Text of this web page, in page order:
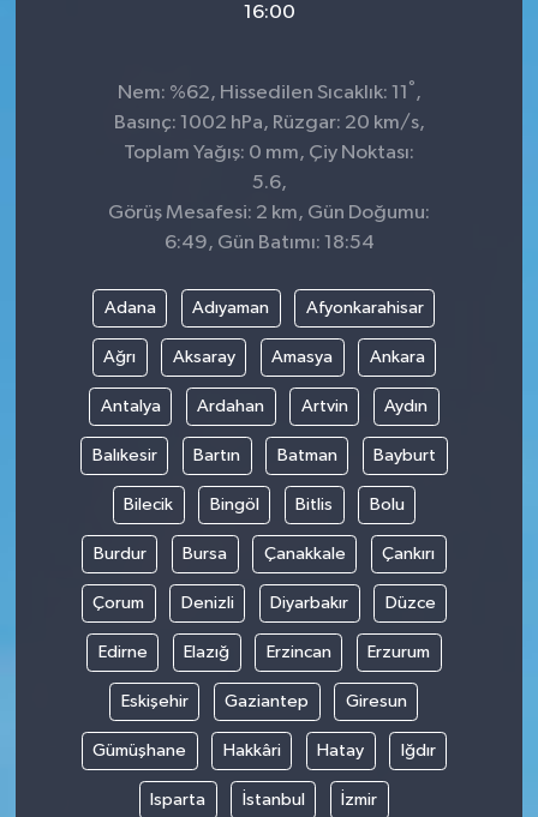
16:00
Nem: %62, Hissedilen Sıcaklık: 11 ° ,
Basınç: 1002 hPa, Rüzgar: 20 km/s,
Toplam Yağış: 0 mm, Çiy Noktası:
5.6,
Görüş Mesafesi: 2 km, Gün Doğumu:
6:49, Gün Batımı: 18:54
Adana Adıyaman Afyonkarahisar
Ağrı Aksaray Amasya Ankara
Antalya Ardahan Artvin Aydın
Balıkesir Bartın Batman Bayburt
Bilecik Bingöl Bitlis Bolu
Burdur Bursa Çanakkale Çankırı
Çorum Denizli Diyarbakır Düzce
Edirne Elazığ Erzincan Erzurum
Eskişehir Gaziantep Giresun
Gümüşhane Hakkâri Hatay Iğdır
Isparta İstanbul İzmir